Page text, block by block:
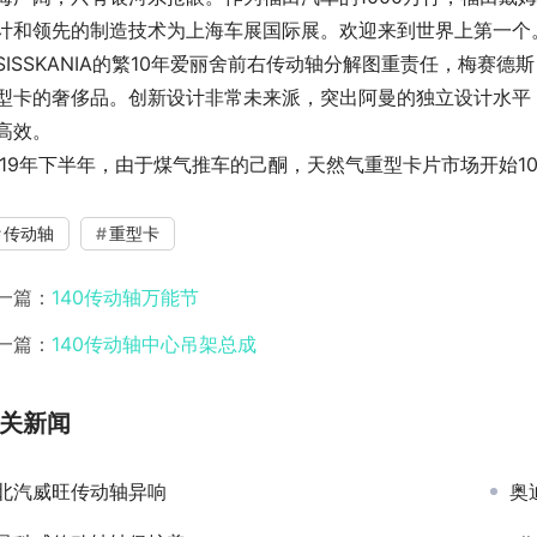
和领先的制造技术为上海车展国际展。欢迎来到世界上第一
的繁10年爱丽舍前右传动轴分解图重责任，梅赛德
卡的奢侈品。创新设计非常未来派，突出阿曼的独立设计水
效。
年下半年，由于煤气推车的己酮，天然气重型卡片市场开始
传动轴 重型卡
篇： 140传动轴万能节
篇： 140传动轴中心吊架总成
新闻
汽威旺传动轴异响 奥